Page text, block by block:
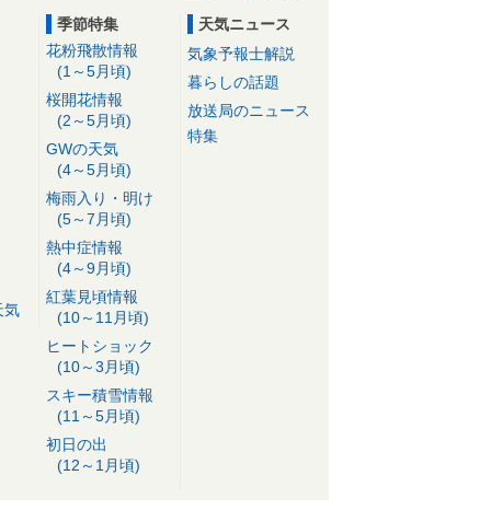
気
季節特集
花粉飛散情報
(1～5月頃)
桜開花情報
(2～5月頃)
GWの天気
(4～5月頃)
梅雨入り・明け
(5～7月頃)
熱中症情報
(4～9月頃)
紅葉見頃情報
(10～11月頃)
ヒートショック
(10～3月頃)
スキー積雪情報
(11～5月頃)
初日の出
(12～1月頃)
天気ニュース
気象予報士解説
暮らしの話題
放送局のニュース
特集